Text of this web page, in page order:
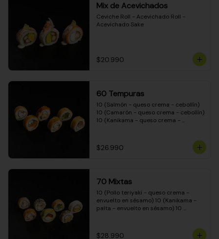
Mix de Acevichados
Ceviche Roll - Acevichado Roll -
Acevichado Sake
$20.990
60 Tempuras
10 (Salmón - queso crema - cebollín)
10 (Camarón - queso crema - cebollín)
10 (Kanikama - queso crema -
crema - cebollín) 10 (Carne - queso
crema - cebollín)
$26.990
70 Mixtas
10 (Pollo teriyaki - queso crema -
envuelto en sésamo) 10 (Kanikama -
palta - envuelto en sésamo) 10
- envuelto en queso crema) 10
$28.990